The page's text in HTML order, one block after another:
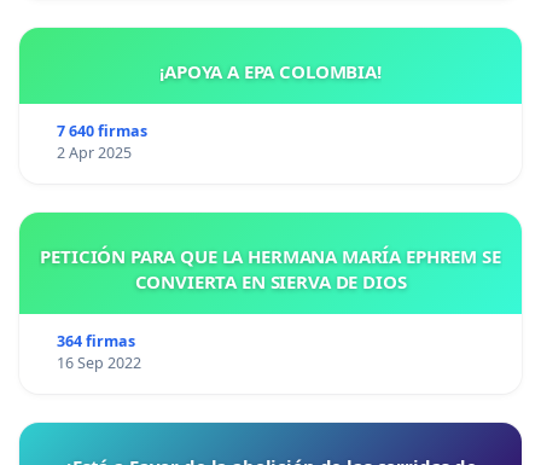
¡APOYA A EPA COLOMBIA!
7 640 firmas
2 Apr 2025
PETICIÓN PARA QUE LA HERMANA MARÍA EPHREM SE
CONVIERTA EN SIERVA DE DIOS
364 firmas
16 Sep 2022